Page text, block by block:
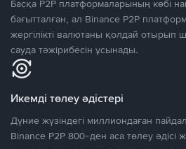
Басқа P2P платформаларының көбі
бағытталған, ал Binance P2P
жергілікті валютаны қолдай
сауда тәжірибесін ұсынады.
Икемді төлеу әдістері
Дүние жүзіндегі миллиондаған
Binance P2P 800-ден аса төлеу